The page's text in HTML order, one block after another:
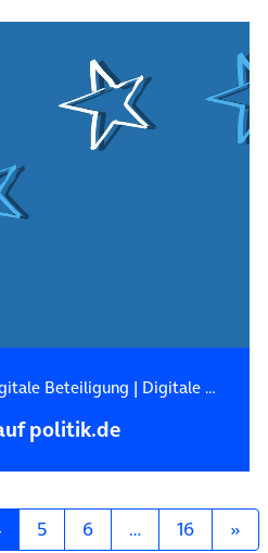
Beteiligung | Digitale Zukunft
politik.de
5 6 … 16 »